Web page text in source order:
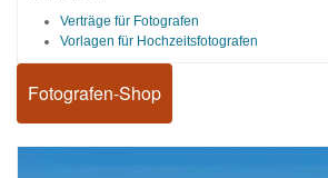
Verträge für Fotografen
Vorlagen für Hochzeitsfotografen
Fotografen-Shop